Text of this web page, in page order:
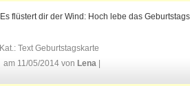
Es flüstert dir der Wind: Hoch lebe das
Kat.: Text Geburtstagskarte
am 11/05/2014 von Lena